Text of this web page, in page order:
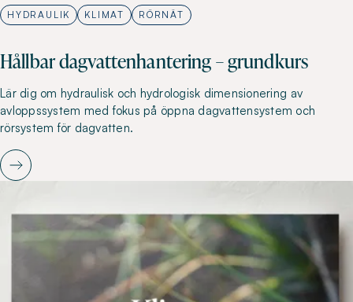
HYDRAULIK KLIMAT RÖRNÄT
Hållbar dagvattenhantering – grundkurs
Lär dig om hydraulisk och hydrologisk dimensionering av
avloppssystem med fokus på öppna dagvattensystem och
rörsystem för dagvatten.